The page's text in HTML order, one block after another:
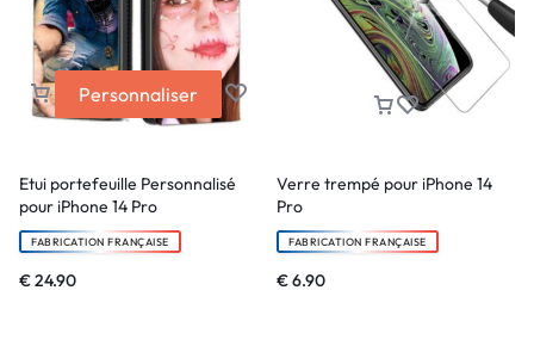
Personnaliser
Etui portefeuille Personnalisé
pour iPhone 14 Pro
FABRICATION FRANÇAISE
€24.90
Verre trempé pour iPhone 14
Pro
FABRICATION FRANÇAISE
€6.90